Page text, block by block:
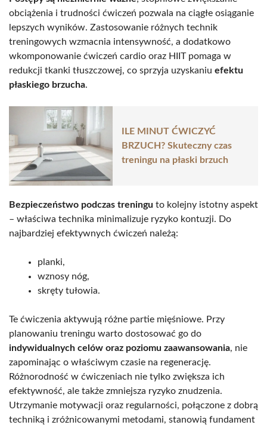
obciążenia i trudności ćwiczeń pozwala na ciągłe osiąganie
lepszych wyników. Zastosowanie różnych technik
treningowych wzmacnia intensywność, a dodatkowo
wkomponowanie ćwiczeń cardio oraz HIIT pomaga w
redukcji tkanki tłuszczowej, co sprzyja uzyskaniu efektu
płaskiego brzucha.
ILE MINUT ĆWICZYĆ
BRZUCH? Skuteczny czas
treningu na płaski brzuch
Bezpieczeństwo podczas treningu to kolejny istotny aspekt
– właściwa technika minimalizuje ryzyko kontuzji. Do
najbardziej efektywnych ćwiczeń należą:
planki,
wznosy nóg,
skręty tułowia.
Te ćwiczenia aktywują różne partie mięśniowe. Przy
planowaniu treningu warto dostosować go do
indywidualnych celów oraz poziomu zaawansowania, nie
zapominając o właściwym czasie na regenerację.
Różnorodność w ćwiczeniach nie tylko zwiększa ich
efektywność, ale także zmniejsza ryzyko znudzenia.
Utrzymanie motywacji oraz regularności, połączone z dobrą
techniką i zróżnicowanymi metodami, stanowią fundament